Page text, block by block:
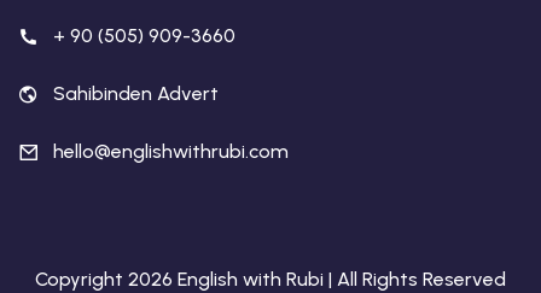
+ 90 (505) 909-3660
Sahibinden Advert
hello@englishwithrubi.com
Copyright 2026 English with Rubi | All Rights Reserved